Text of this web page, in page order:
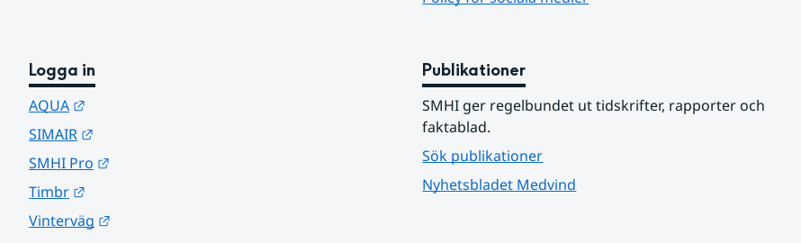
Logga in
AQUA
SIMAIR
SMHI Pro
Timbr
Vinterväg
Publikationer
SMHI ger regelbundet ut tidskrifter, rapporter och
faktablad.
Sök publikationer
Nyhetsbladet Medvind